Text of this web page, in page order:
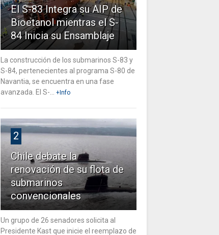
El S-83 Integra su AIP de
Bioetanol mientras el S-
84 Inicia su Ensamblaje
La construcción de los submarinos S-83 y
S-84, pertenecientes al programa S-80 de
Navantia, se encuentra en una fase
avanzada. El S-...
+Info
2
Chile debate la
renovación de su flota de
submarinos
convencionales
Un grupo de 26 senadores solicita al
Presidente Kast que inicie el reemplazo de